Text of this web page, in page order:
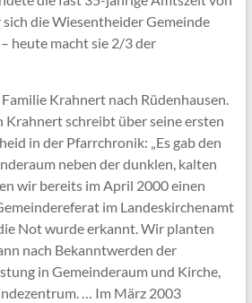
die Wiesentheider Gemeinde
heute macht sie 2/3 der
Krahnert nach Rüdenhausen.
schreibt über seine ersten
in der Pfarrchronik: „Es gab den
neben der dunklen, kalten
wir bereits im April 2000 einen
im Landeskirchenamt
Not wurde erkannt. Wir planten
nach Bekanntwerden der
in Gemeinderaum und Kirche,
… Im März 2003